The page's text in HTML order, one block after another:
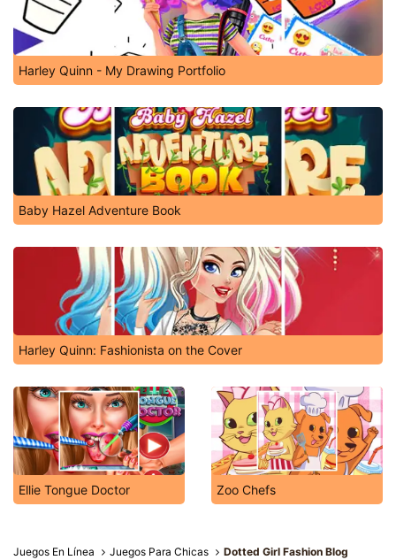
Harley Quinn - My Drawing Portfolio
Baby Hazel Adventure Book
Harley Quinn: Fashionista on the Cover
Ellie Tongue Doctor Zoo Chefs
Juegos En Línea Juegos Para Chicas Dotted Girl Fashion Blog